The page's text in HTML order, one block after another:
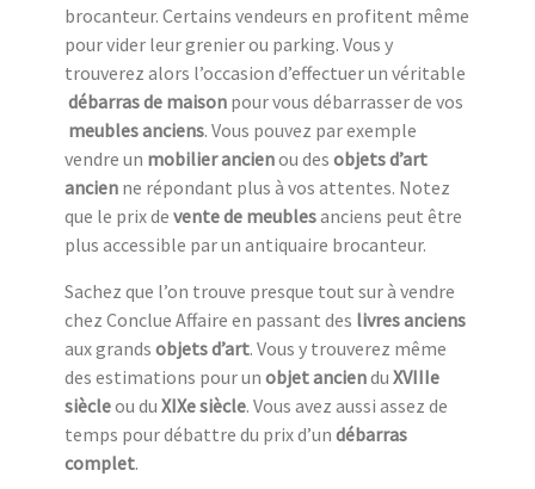
brocanteur. Certains vendeurs en profitent même
pour vider leur grenier ou parking. Vous y
trouverez alors l’occasion d’effectuer un véritable
débarras de maison pour vous débarrasser de vos
meubles anciens. Vous pouvez par exemple
vendre un mobilier ancienou des objets d’art
ancien ne répondant plus à vos attentes. Notez
que le prix de vente de meublesanciens peut être
plus accessible par un antiquaire brocanteur.
Sachez que l’on trouve presque tout sur à vendre
chez Conclue Affaire en passant des livres anciens
aux grands objets d’art. Vous y trouverez même
des estimations pour un objet anciendu XVIIIe
siècleou du XIXe siècle. Vous avez aussi assez de
temps pour débattre du prix d’un débarras
complet.